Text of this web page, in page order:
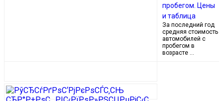
пробегом. Цены
и таблица
За последний год
средняя стоимость
автомобилей с
пробегом в
возрасте …